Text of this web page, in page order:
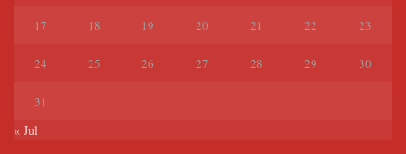
17 18 19 20 21 22 23
24 25 26 27 28 29 30
31
« Jul